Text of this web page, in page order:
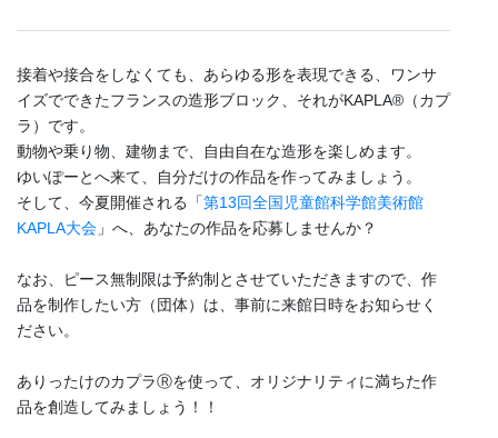
接着や接合をしなくても、あらゆる形を表現できる、ワンサ
イズでできたフランスの造形ブロック、それがKAPLA®（カプ
ラ）です。
動物や乗り物、建物まで、自由自在な造形を楽しめます。
ゆいぽーとへ来て、自分だけの作品を作ってみましょう。
そして、今夏開催される「第13回全国児童館科学館美術館
KAPLA大会 」へ、あなたの作品を応募しませんか？
なお、ピース無制限は予約制とさせていただきますので、作
品を制作したい方（団体）は、事前に来館日時をお知らせく
ださい。
ありったけのカプラⓇを使って、オリジナリティに満ちた作
品を創造してみましょう！！